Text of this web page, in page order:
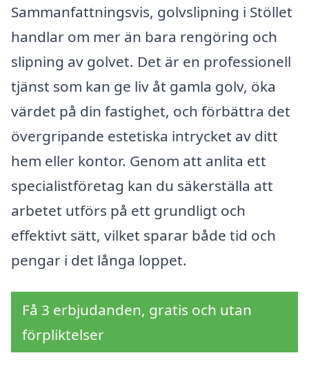
Sammanfattningsvis, golvslipning i Stöllet
handlar om mer än bara rengöring och
slipning av golvet. Det är en professionell
tjänst som kan ge liv åt gamla golv, öka
värdet på din fastighet, och förbättra det
övergripande estetiska intrycket av ditt
hem eller kontor. Genom att anlita ett
specialistföretag kan du säkerställa att
arbetet utförs på ett grundligt och
effektivt sätt, vilket sparar både tid och
pengar i det långa loppet.
Få 3 erbjudanden, gratis och utan
förpliktelser